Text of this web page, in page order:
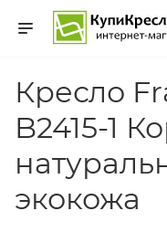
Кресло
B2415-1
экокожа